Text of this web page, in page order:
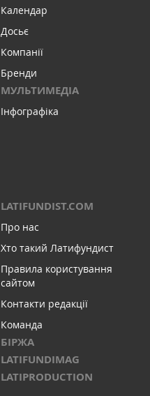
Календар
Досьє
Компанії
Бренди
МУЛЬТИМЕДІА
Інфографіка
LATIFUNDIST.COM
Про нас
Хто такий Латифундист
Правила користування
сайтом
Контакти редакції
Команда
БІРЖА
LATIFUNDIMAG
LATIPRODUCTION